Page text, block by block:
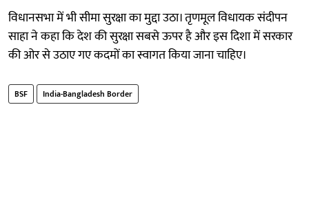
विधानसभा में भी सीमा सुरक्षा का मुद्दा उठा। तृणमूल विधायक संदीपन
साहा ने कहा कि देश की सुरक्षा सबसे ऊपर है और इस दिशा में सरकार
की ओर से उठाए गए कदमों का स्वागत किया जाना चाहिए।
BSF India-Bangladesh Border